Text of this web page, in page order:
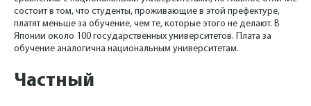
состоит в том, что студенты, проживающие в этой префектуре,
платят меньше за обучение, чем те, которые этого не делают. В
Японии около 100 государственных университетов. Плата за
обучение аналогична национальным университетам.
Частный